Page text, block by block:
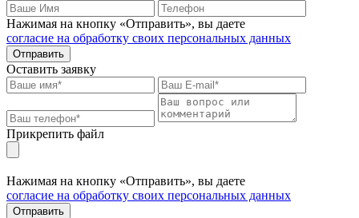
Нажимая на кнопку «Отправить», вы даете
согласие на обработку своих персональных данных
Отправить
Оставить заявку
Прикрепить файл
Нажимая на кнопку «Отправить», вы даете
согласие на обработку своих персональных данных
Отправить